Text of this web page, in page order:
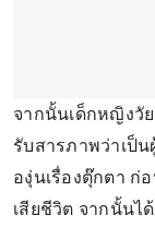
จากนั้นเด็กหญิงวั
รับสารภาพว่าเป็น
องุ่นเรื่องตุ๊กตา ก่
เสียชีวิต จากนั้นไ